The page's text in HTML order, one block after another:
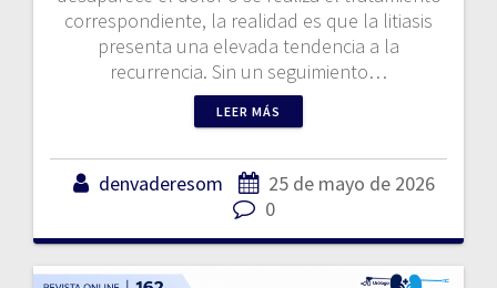
correspondiente, la realidad es que la litiasis
presenta una elevada tendencia a la
recurrencia. Sin un seguimiento…
LEER MÁS
denvaderesom
25 de mayo de 2026
0